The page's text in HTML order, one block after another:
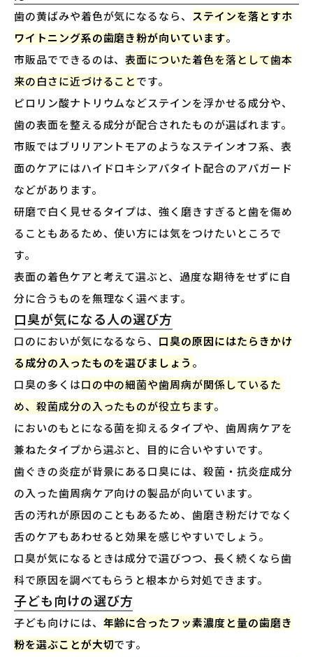
歯の黄ばみや着色が気になるなら、 ステインを落とすホ
ワイトニング系の歯磨き粉が向いています。
市販品でできるのは、表面についた着色を落として歯本
来の白さに近づけることです。
ピロリン酸ナトリウムなどステインを浮かせる成分や、
歯の表面を整える成分が配合されたものが選ばれます。
市販ではブリリアントモアのようなステインオフ系、表
面のケアにはハイドロキシアパタイト配合のアパガード
などがあります。
研磨で白く見せるタイプは、強く磨きすぎると歯を傷め
ることもあるため、使い方には気をつけたいところで
す。
表面の着色ケアと考えて選ぶと、過度な期待をせずに自
分に合うものを無理なく選べます。
口臭が気になる人の選び方
口のにおいが気になるなら、 口臭の原因にはたらきかけ
る成分の入ったものを選びましょう 。
口臭の多くは口の中の細菌や歯周病が関係しているた
め、殺菌成分の入ったものが役立ちます。
においのもとになる菌を抑えるタイプや、歯周病ケアを
兼ねたタイプから選ぶと、目的に合いやすいです。
歯ぐきの炎症が背景にある口臭には、殺菌・抗炎症成分
の入った歯周病ケア向けの製品が向いています。
舌の汚れが原因のこともあるため、歯磨き粉だけでなく
舌のケアもあわせると効果を感じやすいでしょう。
口臭が気になるときは成分で選びつつ、長く続くなら歯
科で原因を調べてもらうと根本から対処できます。
子ども向けの選び方
子ども向けには、 年齢に合ったフッ素濃度と量の歯磨き
粉を選ぶことが大切です。